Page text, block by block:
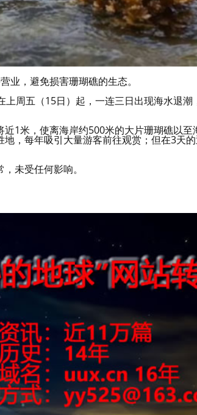
业，避免损害珊瑚礁的生态。
周五（15日）起，一连三日出现海水退潮
1米，使离海岸约500米的大片珊瑚礁以至
，每年吸引大量游客前往观赏；但在3天
未受任何影响。